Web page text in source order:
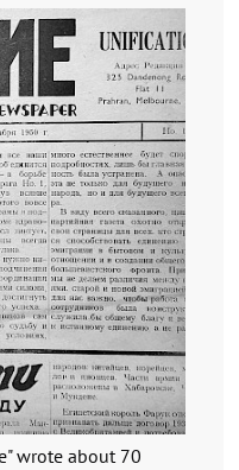
wrote about 70